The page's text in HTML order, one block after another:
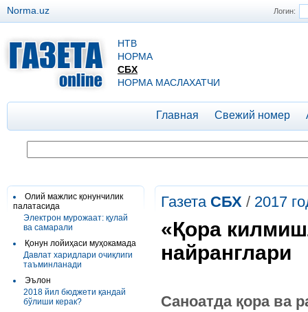
Логин:
Norma.uz
НТВ
НОРМА
СБХ
НОРМА МАСЛАХАТЧИ
Главная Свежий номер
Олий мажлис қонунчилик
палатасида
Электрон мурожаат: қулай
ва самарали
Қонун лойиҳаси муҳокамада
Давлат харидлари очиқлиги
таъминланади
Эълон
2018 йил бюджети қандай
бўлиши керак?
Газета СБХ / 2017
«Қора
найранглари
Саноатда қора ва